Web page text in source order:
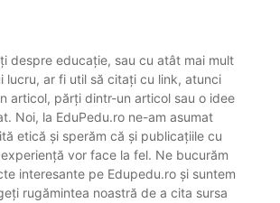
despre educație, sau cu atât mai mult
lucru, ar fi util să citați cu link, atunci
articol, părți dintr-un articol sau o idee
Noi, la EduPedu.ro ne-am asumat
etică și sperăm că și publicațiile cu
vor face la fel. Ne bucurăm
interesante pe Edupedu.ro și suntem
rugămintea noastră de a cita sursa